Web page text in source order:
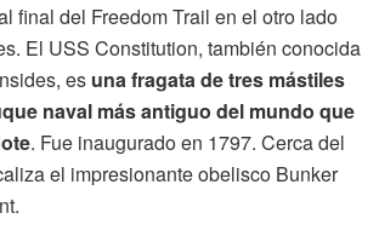
final del Freedom Trail en el otro lado
El USS Constitution, también conocida
es una fragata de tres mástiles
naval más antiguo del mundo que
. Fue inaugurado en 1797. Cerca del
el impresionante obelisco Bunker